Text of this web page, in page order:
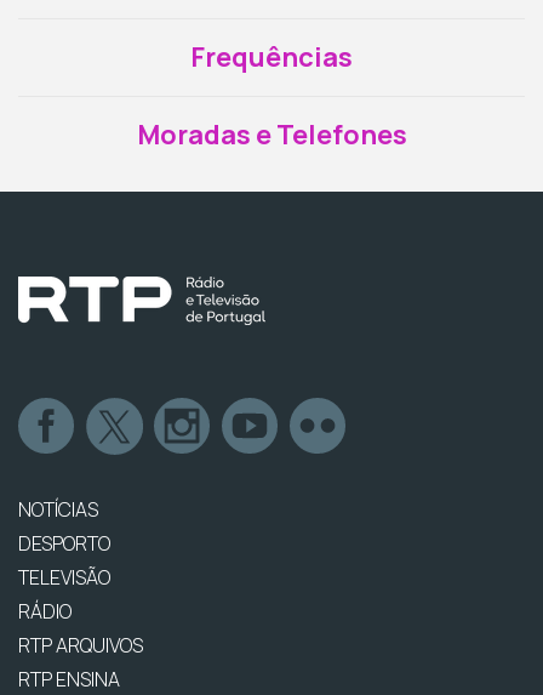
Frequências
Moradas e Telefones
NOTÍCIAS
DESPORTO
TELEVISÃO
RÁDIO
RTP ARQUIVOS
RTP ENSINA